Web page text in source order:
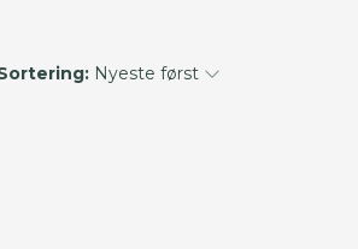
Nyeste først